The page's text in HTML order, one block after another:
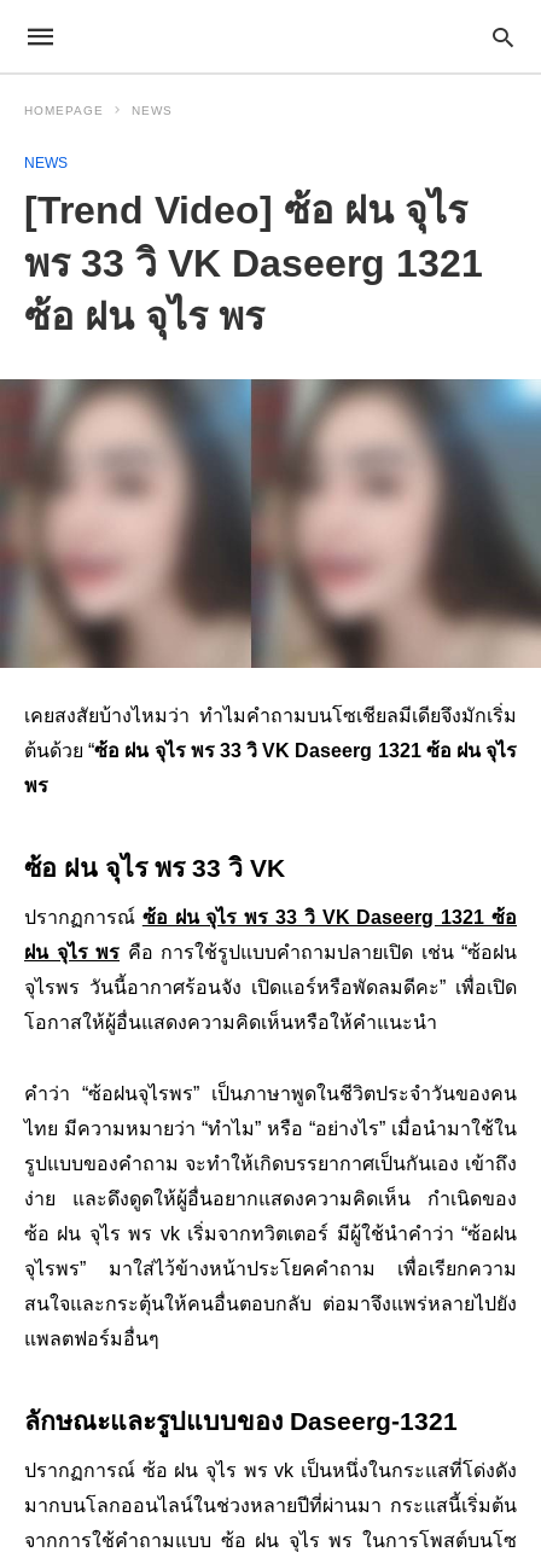
HOMEPAGE NEWS
NEWS
[Trend Video] ซ้อ ฝน จุไร
พร 33 วิ VK Daseerg 1321
ซ้อ ฝน จุไร พร
เคยสงสัยบ้างไหมว่า ทําไมคําถามบนโซเชียลมีเดียจึงมักเริ่ม
ต้นด้วย “ซ้อ ฝน จุไร พร 33 วิ VK Daseerg 1321 ซ้อ ฝน จุไร
พร
ซ้อ ฝน จุไร พร 33 วิ VK
ปรากฏการณ์ ซ้อ ฝน จุไร พร 33 วิ VK Daseerg 1321 ซ้อ
ฝน จุไร พร คือ การใช้รูปแบบคําถามปลายเปิด เช่น “ซ้อฝน
จุไรพร วันนี้อากาศร้อนจัง เปิดแอร์หรือพัดลมดีคะ” เพื่อเปิด
โอกาสให้ผู้อื่นแสดงความคิดเห็นหรือให้คําแนะนํา
คําว่า “ซ้อฝนจุไรพร” เป็นภาษาพูดในชีวิตประจําวันของคน
ไทย มีความหมายว่า “ทําไม” หรือ “อย่างไร” เมื่อนํามาใช้ใน
รูปแบบของคําถาม จะทําให้เกิดบรรยากาศเป็นกันเอง เข้าถึง
ง่าย และดึงดูดให้ผู้อื่นอยากแสดงความคิดเห็น กําเนิดของ
ซ้อ ฝน จุไร พร vk เริ่มจากทวิตเตอร์ มีผู้ใช้นําคําว่า “ซ้อฝน
จุไรพร” มาใส่ไว้ข้างหน้าประโยคคําถาม เพื่อเรียกความ
สนใจและกระตุ้นให้คนอื่นตอบกลับ ต่อมาจึงแพร่หลายไปยัง
แพลตฟอร์มอื่นๆ
ลักษณะและรูปแบบของ Daseerg-1321
ปรากฏการณ์ ซ้อ ฝน จุไร พร vk เป็นหนึ่งในกระแสที่โด่งดัง
มากบนโลกออนไลน์ในช่วงหลายปีที่ผ่านมา กระแสนี้เริ่มต้น
จากการใช้คําถามแบบ ซ้อ ฝน จุไร พร ในการโพสต์บนโซ